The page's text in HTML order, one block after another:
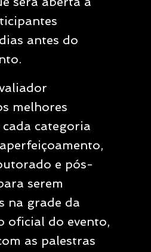
antes do
melhores
categoria
e pós-
serem
na grade da
oficial do evento,
as palestras